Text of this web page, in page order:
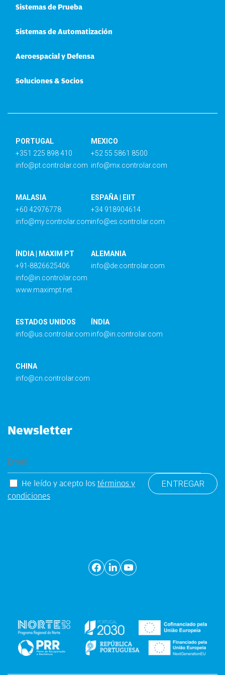
Sistemas de Prueba
Sistemas de Automatización
Aeroespacial y Defensa
Soluciones & Socios
PORTUGAL
+351 225 898 410
info@pt.controlar.com
MEXICO
+52 55 5861 8500
info@mx.controlar.com
MALASIA
+60 42976778
info@my.controlar.com
ESPAÑA | EIIT
+34 918904614
info@es.controlar.com
ÍNDIA | MAXIM PT
+91-8826625406
info@in.controlar.com
www.maximpt.net
ALEMANIA
info@de.controlar.com
ESTADOS UNIDOS
info@us.controlar.com
ÍNDIA
info@in.controlar.com
CHINA
info@cn.controlar.com
Newsletter
He leído y acepto los términos y
condiciones